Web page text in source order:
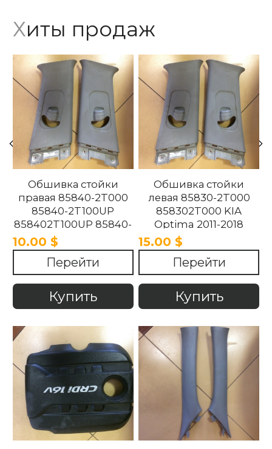
Хиты продаж
Обшивка стойки
правая 85840-2T000
85840-2T100UP
858402T100UP 85840-
2T100UP KIA Optima
2011-2018
10.00 $
Перейти
Купить
Обшивка стойки
левая 85830-2T000
858302T000 KIA
Optima 2011-2018
15.00 $
Перейти
Купить